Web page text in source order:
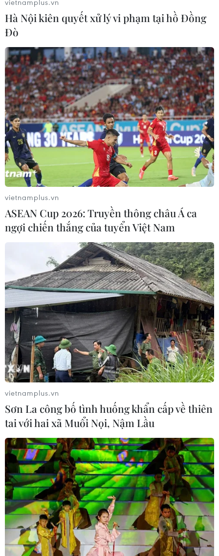
TIN CÙNG CHUYÊN MỤC
Đà Nẵng: Khẩn trương tìm kiếm 3
người bị sóng cuốn mất tích tại bán
đảo Sơn Trà
08/08/2026 07:13
Nghệ An: Sạt lở nghiêm trọng, tỉnh lộ
543D tạm thời tê liệt
Điện Biên từng bước hình thành thị
trường tín chỉ carbon rừng
08/08/2026 06:50
Lâm Đồng: Mùa trái chín “mở lối”
cho du lịch nông nghiệp La Dạ
08/08/2026 06:43
Hà Nội kiên quyết xử lý vi phạm tại hồ Đồng
Đò
vietnamplus.vn
ASEAN Cup 2026: Truyền thông châu Á ca
ngợi chiến thắng của tuyển Việt Nam
vietnamplus.vn
Sơn La công bố tình huống khẩn cấp về thiên
tai với hai xã Muổi Nọi, Nậm Lầu